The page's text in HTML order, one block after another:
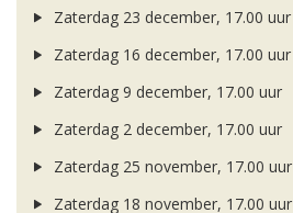
Zaterdag 23 december, 17.00 uur
Zaterdag 16 december, 17.00 uur
Zaterdag 9 december, 17.00 uur
Zaterdag 2 december, 17.00 uur
Zaterdag 25 november, 17.00 uur
Zaterdag 18 november, 17.00 uur